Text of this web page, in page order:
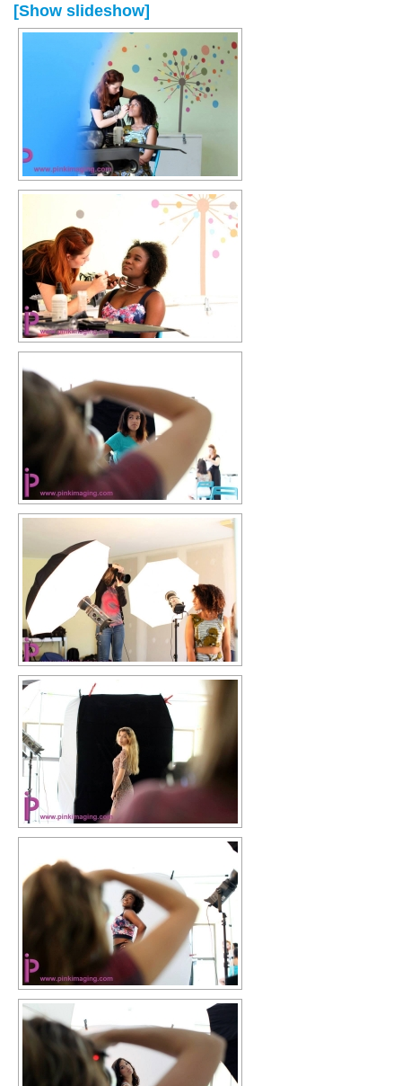
[Show slideshow]